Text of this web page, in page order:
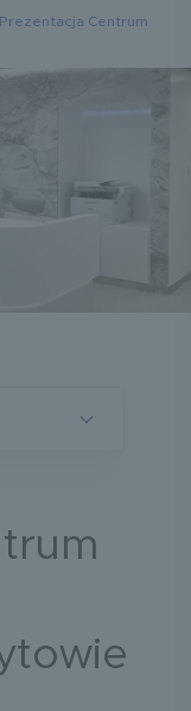
Prezentacja Centrum